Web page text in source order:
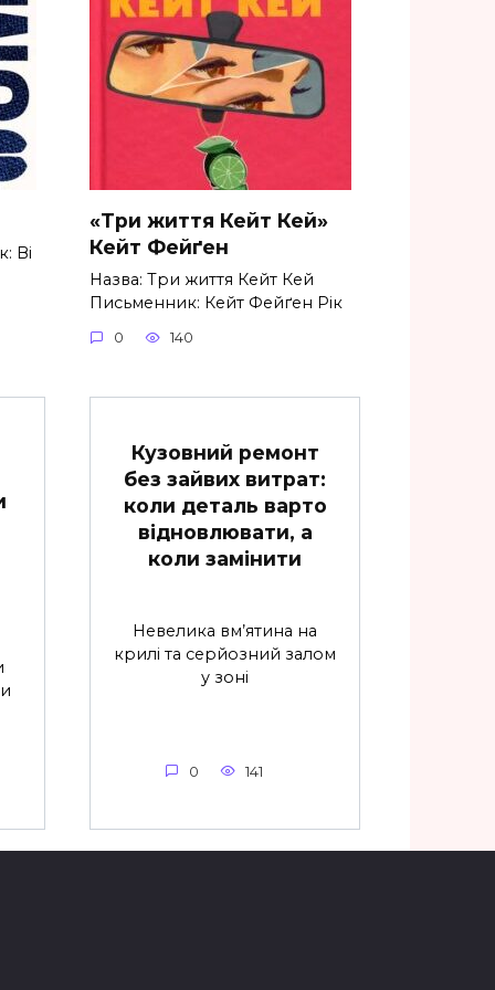
Ві
«Три життя Кейт Кей»
Кейт Фейґен
Назва: Три життя Кейт Кей
Письменник: Кейт Фейґен Рік
0 140
Кузовний ремонт
без зайвих витрат:
коли деталь варто
відновлювати, а
коли замінити
Невелика вм’ятина на
крилі та серйозний залом
у зоні
0 141